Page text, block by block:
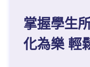
掌握學生
化為樂 輕